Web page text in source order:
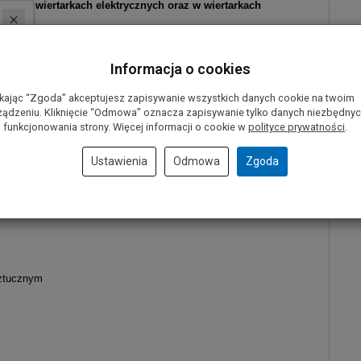
w wiertarkach elektrycznych oraz w wiertarkach
BOSCH należy:
przekraczać maksymalnej dopuszczalnej prędkości obrotowej,
obsługi.
Bimetal firmy BOSCH:
Informacja o cookies
“Zgoda” akceptujesz zapisywanie wszystkich danych cookie na twoim
Kliknięcie “Odmowa” oznacza zapisywanie tylko danych
funkcjonowania strony. Więcej informacji o cookie w polityce prywatności.
Ustawienia Odmowa Zgoda